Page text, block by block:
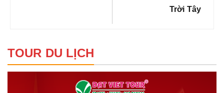
Trời Tây
TOUR DU LỊCH